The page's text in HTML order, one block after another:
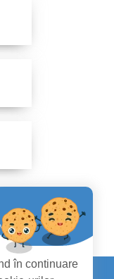
în continuare